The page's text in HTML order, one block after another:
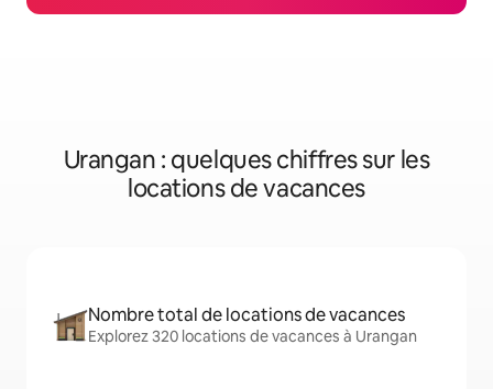
Urangan : quelques chiffres sur les
locations de vacances
Nombre total de locations de vacances
Explorez 320 locations de vacances à Urangan